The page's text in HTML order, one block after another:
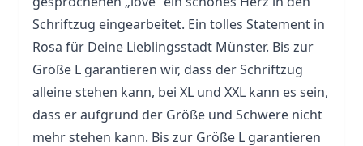
Schriftzug eingearbeitet. Ein tolles Statement in
Rosa für Deine Lieblingsstadt Münster. Bis zur
Größe L garantieren wir, dass der Schriftzug
alleine stehen kann, bei XL und XXL kann es sein,
dass er aufgrund der Größe und Schwere nicht
mehr stehen kann. Bis zur Größe L garantieren